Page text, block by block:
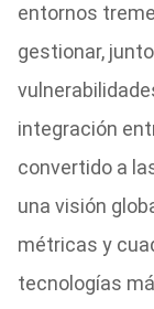
entornos
gestionar,
integración
convertido a
una visión
métricas y
tecnologías